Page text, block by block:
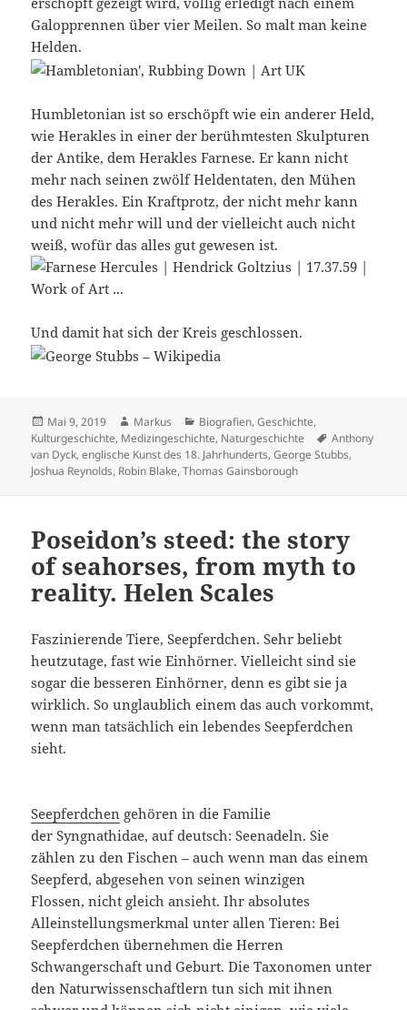
Galopprennen über vier Meilen. So malt man keine
Helden.
Humbletonian ist so erschöpft wie ein anderer Held,
wie Herakles in einer der berühmtesten Skulpturen
der Antike, dem Herakles Farnese. Er kann nicht
mehr nach seinen zwölf Heldentaten, den Mühen
des Herakles. Ein Kraftprotz, der nicht mehr kann
und nicht mehr will und der vielleicht auch nicht
weiß, wofür das alles gut gewesen ist.
Und damit hat sich der Kreis geschlossen.
Veröffentlicht
am
Mai 9, 2019 Autor
Markus Kategorien
Biografien,Geschichte,
Kulturgeschichte, Medizingeschichte, Naturgeschichte Schlagwörter
Anthony
van Dyck,englische Kunst des 18. Jahrhunderts,George Stubbs,
Joshua Reynolds, Robin Blake,Thomas Gainsborough
Poseidon’s steed: the story
of seahorses, from myth to
reality. Helen Scales
Faszinierende Tiere, Seepferdchen. Sehr beliebt
heutzutage, fast wie Einhörner. Vielleicht sind sie
sogar die besseren Einhörner, denn es gibt sie ja
wirklich. So unglaublich einem das auch vorkommt,
wenn man tatsächlich ein lebendes Seepferdchen
sieht.
Seepferdchen gehören in die Familie
der Syngnathidae, auf deutsch: Seenadeln. Sie
zählen zu den Fischen – auch wenn man das einem
Seepferd, abgesehen von seinen winzigen
Flossen, nicht gleich ansieht. Ihr absolutes
Alleinstellungsmerkmal unter allen Tieren: Bei
Seepferdchen übernehmen die Herren
Schwangerschaft und Geburt. Die Taxonomen unter
den Naturwissenschaftlern tun sich mit ihnen